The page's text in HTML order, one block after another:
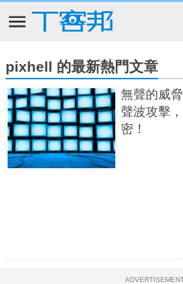
pixhell 的最新熱門文章
無聲的威
聲波攻擊
密！